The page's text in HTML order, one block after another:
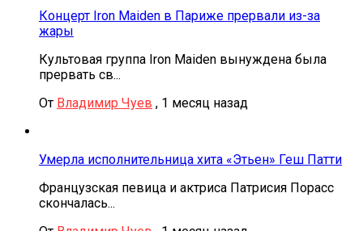
Концерт Iron Maiden в Париже прервали из-за
жары
Культовая группа Iron Maiden вынуждена была
прервать св...
От Владимир Чуев , 1 месяц назад
Умерла исполнительница хита «Этьен» Геш Патти
Французская певица и актриса Патрисия Порасс
скончалась...